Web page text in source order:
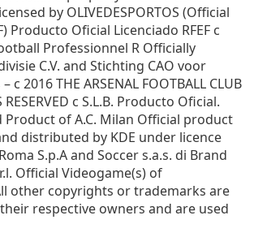
by OLIVEDESPORTOS (Official
Producto Oficial Licenciado RFEF c
Professionnel R Officially
C.V. and Stichting CAO voor
c 2016 THE ARSENAL FOOTBALL CLUB
RESERVED c S.L.B. Producto Oficial.
Product of A.C. Milan Official product
distributed by KDE under licence
S.p.A and Soccer s.a.s. di Brand
Official Videogame(s) of
other copyrights or trademarks are
respective owners and are used